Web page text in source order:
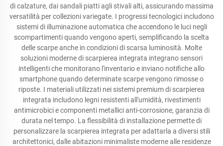
di calzature, dai sandali piatti agli stivali alti, assicurando massima
versatilità per collezioni variegate. I progressi tecnologici includono
sistemi di illuminazione automatica che accendono le luci negli
scompartimenti quando vengono aperti, semplificando la scelta
delle scarpe anche in condizioni di scarsa luminosità. Molte
soluzioni moderne di scarpierea integrata integrano sensori
intelligenti che monitorano l'inventario e inviano notifiche allo
smartphone quando determinate scarpe vengono rimosse o
riposte. I materiali utilizzati nei sistemi premium di scarpierea
integrata includono legni resistenti all'umidità, rivestimenti
antimicrobici e componenti metallici anti-corrosione, garanzia di
durata nel tempo. La flessibilità di installazione permette di
personalizzare la scarpierea integrata per adattarla a diversi stili
architettonici, dalle abitazioni minimaliste moderne alle residenze